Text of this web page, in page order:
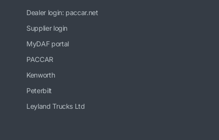
Dealer login: paccar.net
Supplier login
MyDAF portal
PACCAR
Kenworth
Peterbilt
Leyland Trucks Ltd